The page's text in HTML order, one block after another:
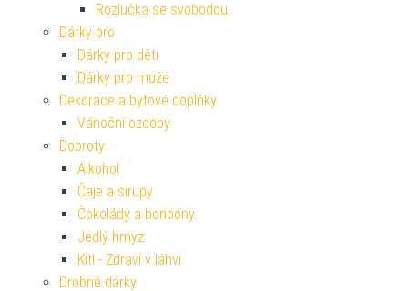
Rozlučka se svobodou
Dárky pro
Dárky pro děti
Dárky pro muže
Dekorace a bytové doplňky
Vánoční ozdoby
Dobroty
Alkohol
Čaje a sirupy
Čokolády a bonbóny
Jedlý hmyz
Kitl - Zdraví v láhvi
Drobné dárky